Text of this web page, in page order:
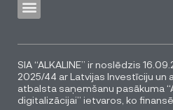
SIA “ALKALINE” ir noslēdzis
2025/44 ar Latvijas Investīciju
atbalsta saņemšanu pasākuma
digitalizācijai” ietvaros, ko